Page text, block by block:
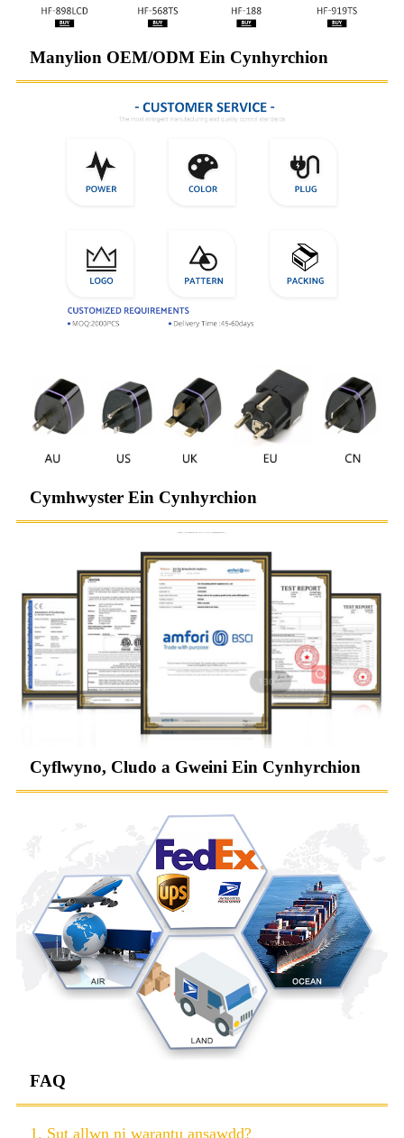
Manylion OEM/ODM Ein Cynhyrchion
Cymhwyster Ein Cynhyrchion
Cyflwyno, Cludo a Gweini Ein Cynhyrchion
FAQ
1. Sut allwn ni warantu ansawdd?